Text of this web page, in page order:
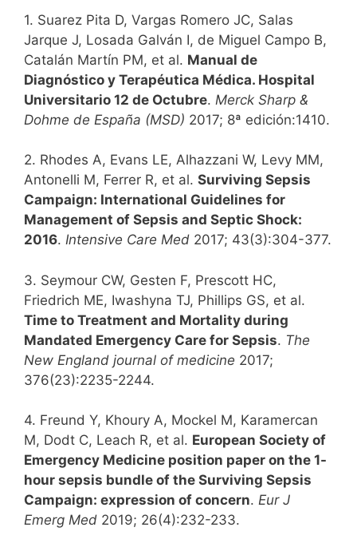
1. Suarez Pita D, Vargas Romero JC, Salas
Jarque J, Losada Galván I, de Miguel Campo B,
Catalán Martín PM, et al. Manual de
Diagnóstico y Terapéutica Médica. Hospital
Universitario 12 de Octubre. Merck Sharp &
Dohme de España (MSD) 2017; 8ª edición:1410.
2. Rhodes A, Evans LE, Alhazzani W, Levy MM,
Antonelli M, Ferrer R, et al. Surviving Sepsis
Campaign: International Guidelines for
Management of Sepsis and Septic Shock:
2016. Intensive Care Med 2017; 43(3):304-377.
3. Seymour CW, Gesten F, Prescott HC,
Friedrich ME, Iwashyna TJ, Phillips GS, et al.
Time to Treatment and Mortality during
Mandated Emergency Care for Sepsis. The
New England journal of medicine 2017;
376(23):2235-2244.
4. Freund Y, Khoury A, Mockel M, Karamercan
M, Dodt C, Leach R, et al. European Society of
Emergency Medicine position paper on the 1-
hour sepsis bundle of the Surviving Sepsis
Campaign: expression of concern. Eur J
Emerg Med 2019; 26(4):232-233.